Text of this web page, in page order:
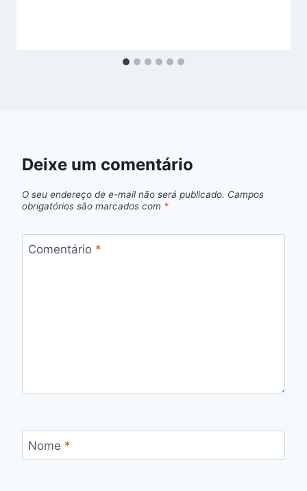
Deixe um comentário
O seu endereço de e-mail não será publicado. Campos
obrigatórios são marcados com *
Comentário *
Nome *